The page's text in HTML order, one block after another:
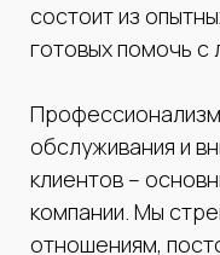
состоит из
готовых помочь
обслуживания и
клиентов –
компании. Мы
отношениям,